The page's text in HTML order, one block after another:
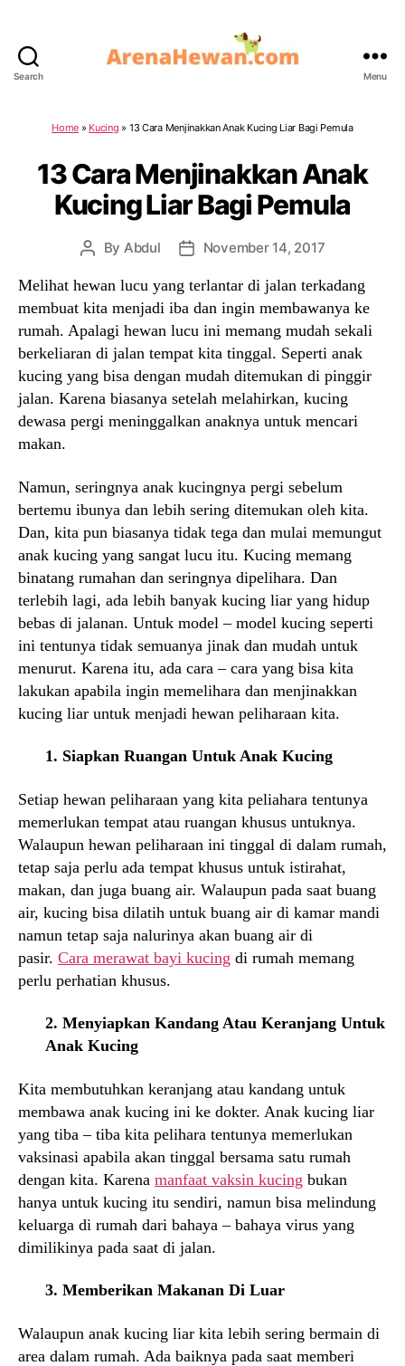
Search Menu
Home » Kucing » 13 Cara Menjinakkan Anak Kucing Liar Bagi Pemula
13 Cara Menjinakkan Anak
Kucing Liar Bagi Pemula
Post
By Abdul
PostNovember 14, 2017
Melihat hewan lucu yang terlantar di jalan terkadang
membuat kita menjadi iba dan ingin membawanya ke
rumah. Apalagi hewan lucu ini memang mudah sekali
berkeliaran di jalan tempat kita tinggal. Seperti anak
kucing yang bisa dengan mudah ditemukan di pinggir
jalan. Karena biasanya setelah melahirkan, kucing
dewasa pergi meninggalkan anaknya untuk mencari
makan.
Namun, seringnya anak kucingnya pergi sebelum
bertemu ibunya dan lebih sering ditemukan oleh kita.
Dan, kita pun biasanya tidak tega dan mulai memungut
anak kucing yang sangat lucu itu. Kucing memang
binatang rumahan dan seringnya dipelihara. Dan
terlebih lagi, ada lebih banyak kucing liar yang hidup
bebas di jalanan. Untuk model – model kucing seperti
ini tentunya tidak semuanya jinak dan mudah untuk
menurut. Karena itu, ada cara – cara yang bisa kita
lakukan apabila ingin memelihara dan menjinakkan
kucing liar untuk menjadi hewan peliharaan kita.
1. Siapkan Ruangan Untuk Anak Kucing
Setiap hewan peliharaan yang kita peliahara tentunya
memerlukan tempat atau ruangan khusus untuknya.
Walaupun hewan peliharaan ini tinggal di dalam rumah,
tetap saja perlu ada tempat khusus untuk istirahat,
makan, dan juga buang air. Walaupun pada saat buang
air, kucing bisa dilatih untuk buang air di kamar mandi
namun tetap saja nalurinya akan buang air di
pasir. Cara merawat bayi kucing di rumah memang
perlu perhatian khusus.
2. Menyiapkan Kandang Atau Keranjang Untuk
Anak Kucing
Kita membutuhkan keranjang atau kandang untuk
membawa anak kucing ini ke dokter. Anak kucing liar
yang tiba – tiba kita pelihara tentunya memerlukan
vaksinasi apabila akan tinggal bersama satu rumah
dengan kita. Karena manfaat vaksin kucing bukan
hanya untuk kucing itu sendiri, namun bisa melindung
keluarga di rumah dari bahaya – bahaya virus yang
dimilikinya pada saat di jalan.
3. Memberikan Makanan Di Luar
Walaupun anak kucing liar kita lebih sering bermain di
area dalam rumah. Ada baiknya pada saat memberi